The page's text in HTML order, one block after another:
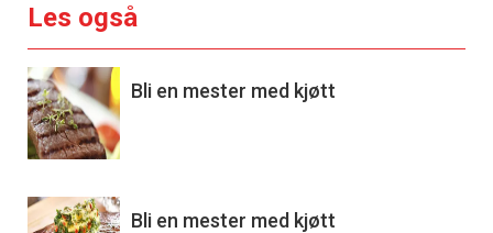
Les også
Bli en mester med kjøtt
Bli en mester med kjøtt